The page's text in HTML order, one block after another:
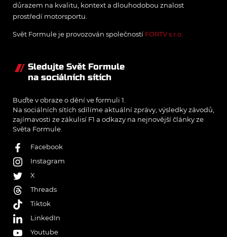
důrazem na kvalitu, kontext a dlouhodobou znalost
prostředí motorsportu.
Svět Formule je provozován společností FORTV s.r.o.
Sledujte Svět Formule
na sociálních sítích
Buďte v obraze o dění ve formuli 1.
Na sociálních sítích sdílíme aktuální zprávy, výsledky závodů,
zajímavosti ze zákulisí F1 a odkazy na nejnovější články ze
Světa Formule.
Facebook
Instagram
X
Threads
Tiktok
LinkedIn
Youtube